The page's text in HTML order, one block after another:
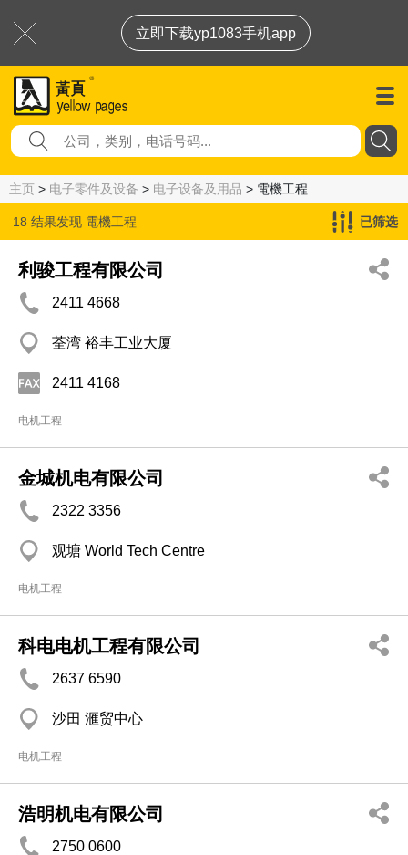
立即下载yp1083手机app
主页 > 电子零件及设备 > 电子设备及用品 > 電機工程
18 结果发现 電機工程 已筛选
利骏工程有限公司
2411 4668
荃湾 裕丰工业大厦
2411 4168
电机工程
金城机电有限公司
2322 3356
观塘 World Tech Centre
电机工程
科电电机工程有限公司
2637 6590
沙田 滙贸中心
电机工程
浩明机电有限公司
2750 0600